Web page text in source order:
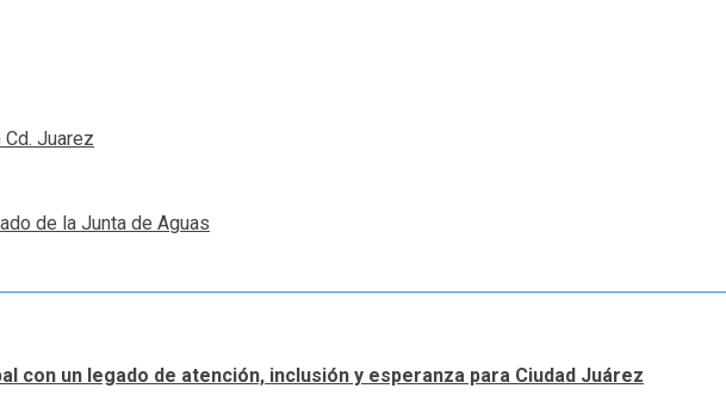
Juarez
de la Junta de Aguas
con un legado de atención, inclusión y esperanza para Ciudad Juárez